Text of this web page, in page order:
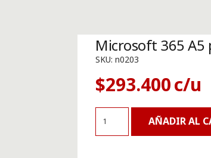
Microsoft 365 A5
SKU: n0203
$293.400
AÑADIR AL